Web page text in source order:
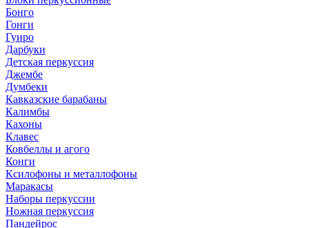
Бонго
Гонги
Гуиро
Дарбуки
Детская перкуссия
Джембе
Думбеки
Кавказские барабаны
Калимбы
Кахоны
Клавес
Ковбеллы и агого
Конги
Ксилофоны и металлофоны
Маракасы
Наборы перкуссии
Ножная перкуссия
Пандейрос